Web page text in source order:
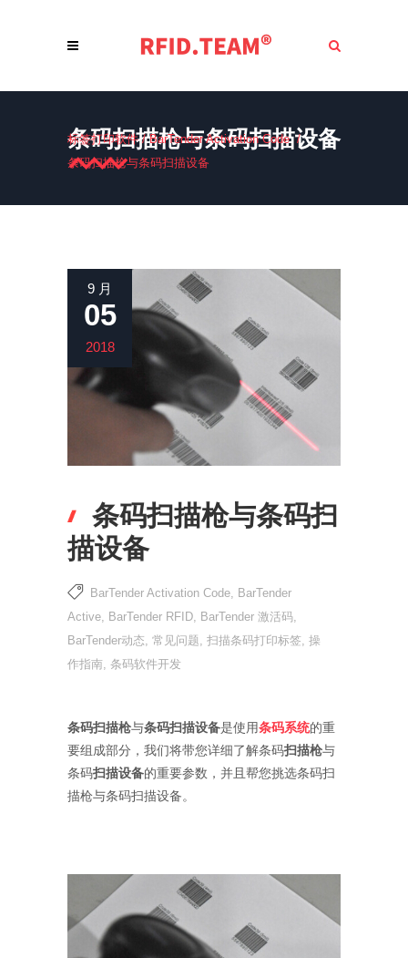
条码扫描枪与条码扫描设备
标签打印软件/BarTender Activation Code /
条码扫描枪与条码扫描设备
9 月
05
2018
条码扫描枪与条码扫
描设备
BarTender Activation Code, BarTender
Active, BarTender RFID, BarTender 激活码,
BarTender动态, 常见问题, 扫描条码打印标签, 操
作指南, 条码软件开发
条码扫描枪与条码扫描设备是使用条码系统的重
要组成部分，我们将带您详细了解条码扫描枪与
条码扫描设备的重要参数，并且帮您挑选条码扫
描枪与条码扫描设备。